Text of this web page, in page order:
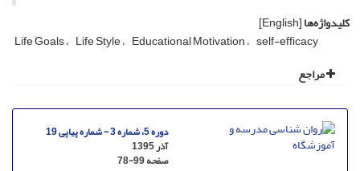
کلیدواژه‌ها[English]
Life Goals Life Style Educational Motivation self-efficacy
مراجع
دوره 5، شماره 3 - شماره پیاپی 19
آذر 1395
صفحه78-99